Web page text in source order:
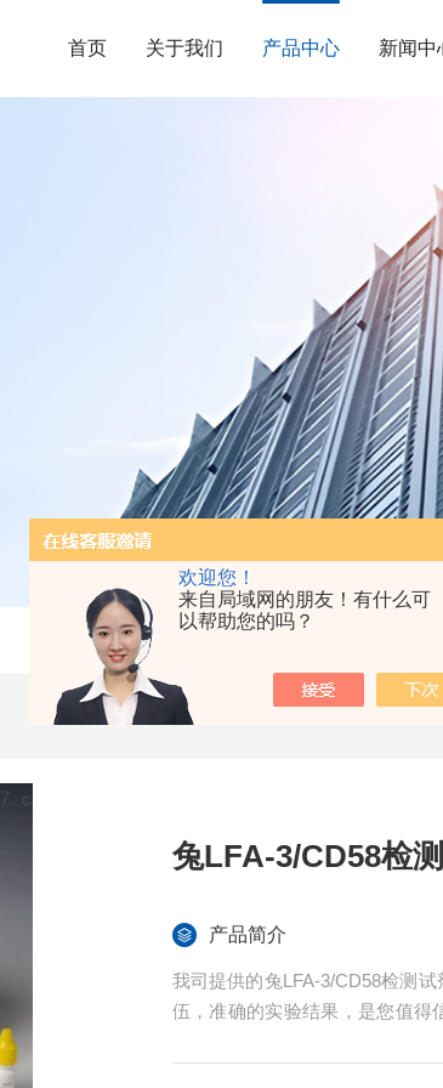
欢迎您！
来自局域网的朋友！有什么可
以帮助您的吗？
首页 关于我们 产品中心 新闻中
兔LFA-3/CD58检
产品简介
我司提供的兔LFA-3/CD58检测
伍，准确的实验结果，是您值得